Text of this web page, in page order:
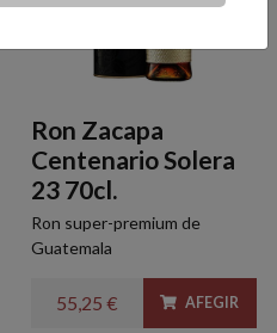
Ron Zacapa
Centenario Solera
23 70cl.
Ron super-premium de
Guatemala
55,25 € AFEGIR